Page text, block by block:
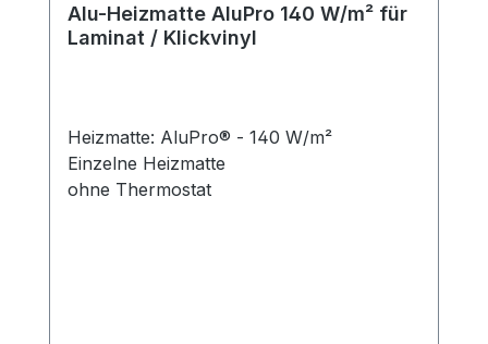
Alu-Heizmatte AluPro 140 W/m² für
Laminat / Klickvinyl
Heizmatte: AluPro® - 140 W/m²
Einzelne Heizmatte
ohne Thermostat